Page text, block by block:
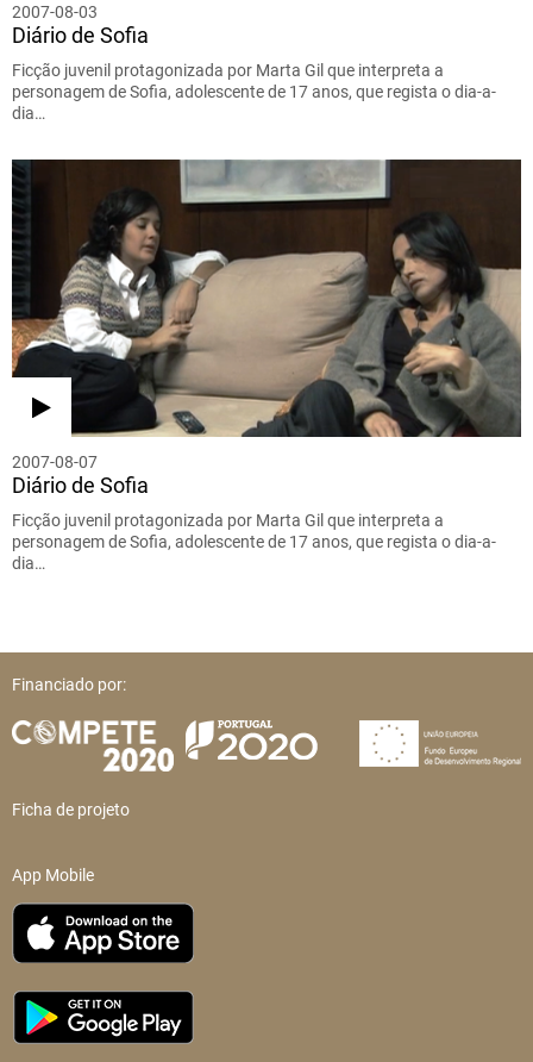
2007-08-03
Diário de Sofia
Ficção juvenil protagonizada por Marta Gil que interpreta a
personagem de Sofia, adolescente de 17 anos, que regista o dia-a-
dia…
2007-08-07
Diário de Sofia
Ficção juvenil protagonizada por Marta Gil que interpreta a
personagem de Sofia, adolescente de 17 anos, que regista o dia-a-
dia…
Financiado por:
Ficha de projeto
App Mobile